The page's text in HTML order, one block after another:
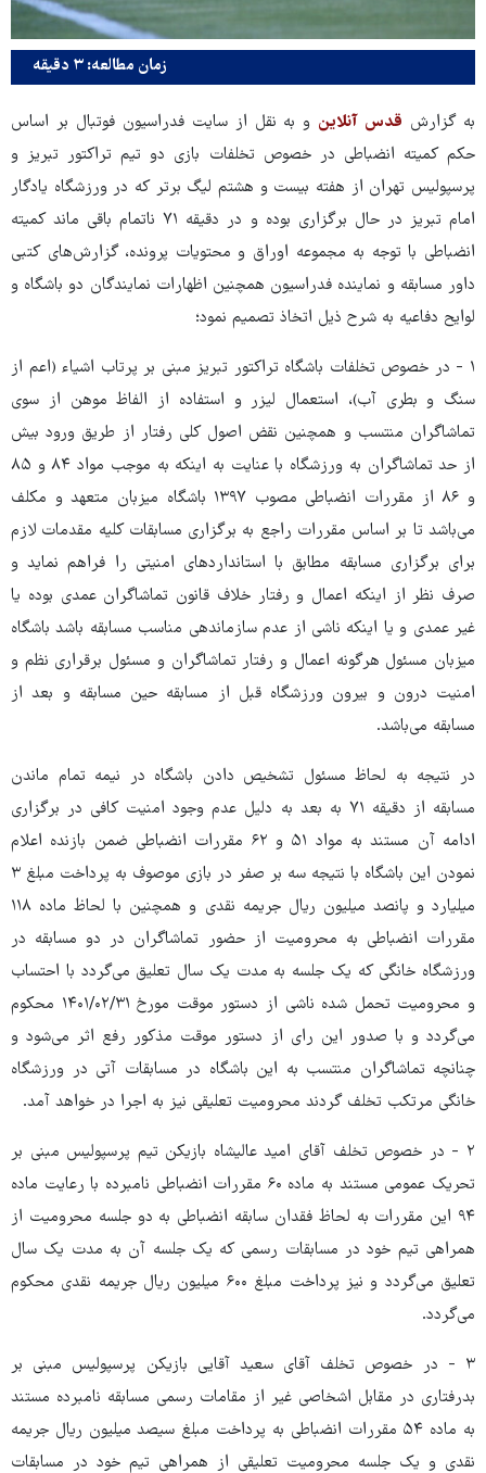
زمان مطالعه: ۳ دقیقه
به گزارش قدس آنلاین و به نقل از سایت فدراسیون فوتبال بر اساس
حکم کمیته انضباطی در خصوص تخلفات بازی دو تیم تراکتور تبریز و
پرسپولیس تهران از هفته بیست و هشتم لیگ برتر که در ورزشگاه یادگار
امام تبریز در حال برگزاری بوده و در دقیقه ۷۱ ناتمام باقی ماند کمیته
انضباطی با توجه به مجموعه اوراق و محتویات پرونده، گزارش‌های کتبی
داور مسابقه و نماینده فدراسیون همچنین اظهارات نمایندگان دو باشگاه و
لوایح دفاعیه به شرح ذیل اتخاذ تصمیم نمود؛
۱ - در خصوص تخلفات باشگاه تراکتور تبریز مبنی بر پرتاب اشیاء (اعم از
سنگ و بطری آب)، استعمال لیزر و استفاده از الفاظ موهن از سوی
تماشاگران منتسب و همچنین نقض اصول کلی رفتار از طریق ورود بیش
از حد تماشاگران به ورزشگاه با عنایت به اینکه به موجب مواد ۸۴ و ۸۵
و ۸۶ از مقررات انضباطی مصوب ۱۳۹۷ باشگاه میزبان متعهد و مکلف
می‌باشد تا بر اساس مقررات راجع به برگزاری مسابقات کلیه مقدمات لازم
برای برگزاری مسابقه مطابق با استانداردهای امنیتی را فراهم نماید و
صرف نظر از اینکه اعمال و رفتار خلاف قانون تماشاگران عمدی بوده یا
غیر عمدی و یا اینکه ناشی از عدم سازماندهی مناسب مسابقه باشد باشگاه
میزبان مسئول هرگونه اعمال و رفتار تماشاگران و مسئول برقراری نظم و
امنیت درون و بیرون ورزشگاه قبل از مسابقه حین مسابقه و بعد از
مسابقه می‌باشد.
در نتیجه به لحاظ مسئول تشخیص دادن باشگاه در نیمه تمام ماندن
مسابقه از دقیقه ۷۱ به بعد به دلیل عدم وجود امنیت کافی در برگزاری
ادامه آن مستند به مواد ۵۱ و ۶۲ مقررات انضباطی ضمن بازنده اعلام
نمودن این باشگاه با نتیجه سه بر صفر در بازی موصوف به پرداخت مبلغ ۳
میلیارد و پانصد میلیون ریال جریمه نقدی و همچنین با لحاظ ماده ۱۱۸
مقررات انضباطی به محرومیت از حضور تماشاگران در دو مسابقه در
ورزشگاه خانگی که یک جلسه به مدت یک سال تعلیق می‌گردد با احتساب
و محرومیت تحمل شده ناشی از دستور موقت مورخ ۳۱/‏۰۲/‏۱۴۰۱‬ محکوم
می‌گردد و با صدور این رای از دستور موقت مذکور رفع اثر می‌شود و
چنانچه تماشاگران منتسب به این باشگاه در مسابقات آتی در ورزشگاه
خانگی مرتکب تخلف گردند محرومیت تعلیقی نیز به اجرا در خواهد آمد.
۲ - در خصوص تخلف آقای امید عالیشاه بازیکن تیم پرسپولیس مبنی بر
تحریک عمومی مستند به ماده ۶۰ مقررات انضباطی نامبرده با رعایت ماده
۹۴ این مقررات به لحاظ فقدان سابقه انضباطی به دو جلسه محرومیت از
همراهی تیم خود در مسابقات رسمی که یک جلسه آن به مدت یک سال
تعلیق می‌گردد و نیز پرداخت مبلغ ۶۰۰ میلیون ریال جریمه نقدی محکوم
می‌گردد.
۳ - در خصوص تخلف آقای سعید آقایی بازیکن پرسپولیس مبنی بر
بدرفتاری در مقابل اشخاصی غیر از مقامات رسمی مسابقه نامبرده مستند
به ماده ۵۴ مقررات انضباطی به پرداخت مبلغ سیصد میلیون ریال جریمه
نقدی و یک جلسه محرومیت تعلیقی از همراهی تیم خود در مسابقات